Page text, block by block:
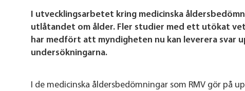
I utvecklingsarbetet kring medicinska
utlåtandet om ålder. Fler studier med ett utökat
har medfört att myndigheten nu kan leverera svar
undersökningarna.
I de medicinska åldersbedömningar som RMV gör på